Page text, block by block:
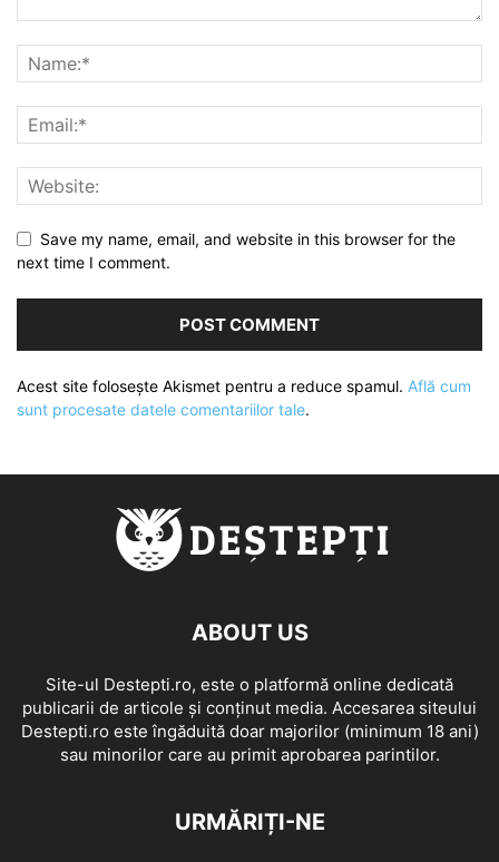
Save my name, email, and website in this browser for the
next time I comment.
Acest site folosește Akismet pentru a reduce spamul. Află cum
sunt procesate datele comentariilor tale.
ABOUT US
Site-ul Destepti.ro, este o platformă online dedicată
publicarii de articole și conținut media. Accesarea siteului
Destepti.ro este îngăduită doar majorilor (minimum 18 ani)
sau minorilor care au primit aprobarea parintilor.
URMĂRIȚI-NE